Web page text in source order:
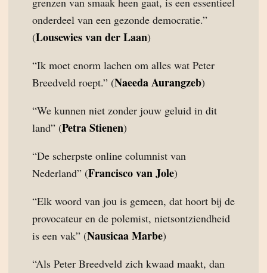
onderdeel van een gezonde democratie.”
(Lousewies van der Laan)
“Ik moet enorm lachen om alles wat Peter
Breedveld roept.” (Naeeda Aurangzeb)
“We kunnen niet zonder jouw geluid in dit
land” (Petra Stienen)
“De scherpste online columnist van
Nederland” (Francisco van Jole)
“Elk woord van jou is gemeen, dat hoort bij de
provocateur en de polemist, nietsontziendheid
is een vak” (Nausicaa Marbe)
“Als Peter Breedveld zich kwaad maakt, dan